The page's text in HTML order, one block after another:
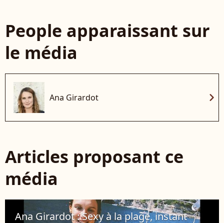
People apparaissant sur
le média
Ana Girardot chevron_right
Articles proposant ce
média
Ana Girardot : Sexy à la plage, instant